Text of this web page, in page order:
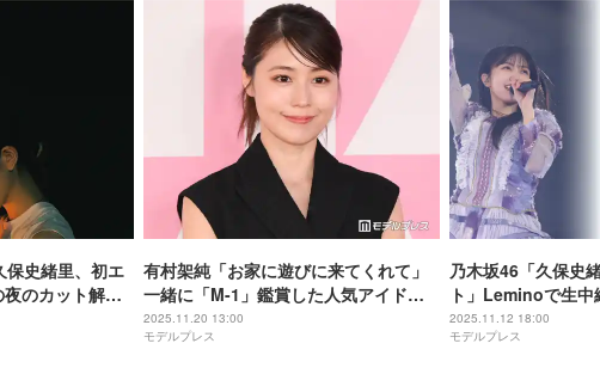
保史緒里、初エ
のカット解禁
有村架純「お家に遊びに来てくれて」
一緒に「M-1」鑑賞した人気アイドル
告白「大好きだよ！」
2025.11.20 13:00
モデルプレス
乃木坂46「久保史
ト」Leminoで生
信も実施
2025.11.12 18:00
モデルプレス